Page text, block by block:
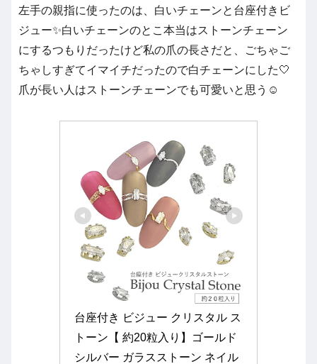
左手の親指に使ったのは、白いチェーンと台座付きビ
ジュー✨白いチェーンのとこ本当はストーンチェーン
にするつもりだったけど私の爪の長さだと、ごちゃご
ちゃしすぎてイマイチだったので白チェーンにした🤍
爪が長い人はストーンチェーンでも可愛いと思う☺️
台座付き ビジュー クリスタル ス
トーン【 約20粒入り】ゴールド
シルバー ガラスストーン ネイル